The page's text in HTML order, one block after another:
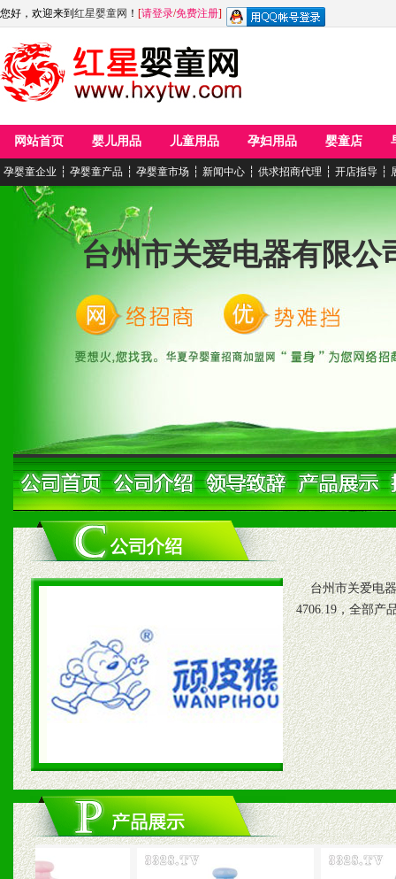
您好，欢迎来到 红星婴童网 ！ [请登录/免费注册]
网站首页 婴儿用品 儿童用品 孕妇用品 婴童店
孕婴童企业 ┆ 孕婴童产品 ┆ 孕婴童市场 ┆ 新闻中心 ┆ 供求招商代理 ┆ 开店指导 ┆
台州市关爱电器有限公
台州市关爱电器
4706.19，全部产